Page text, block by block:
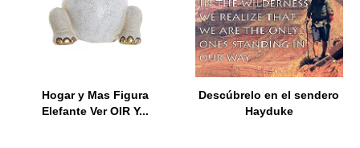
Hogar y Mas Figura
Elefante Ver OIR Y...
Descúbrelo en el sendero
Hayduke